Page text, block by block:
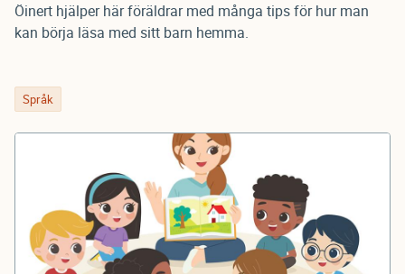
Öinert hjälper här föräldrar med många tips för hur man
kan börja läsa med sitt barn hemma.
Språk